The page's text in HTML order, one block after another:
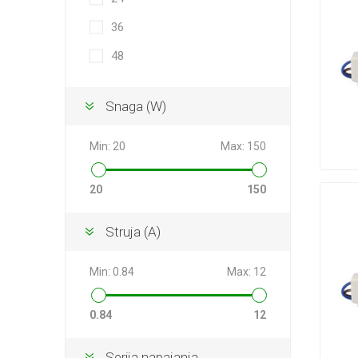
NEMA
Elektronika
LPT
Podmazivanje i Hlađenje
36
48
Snaga (W)
Min: 20 Max: 150
20 150
Struja (A)
Min: 0.84 Max: 12
0.84 12